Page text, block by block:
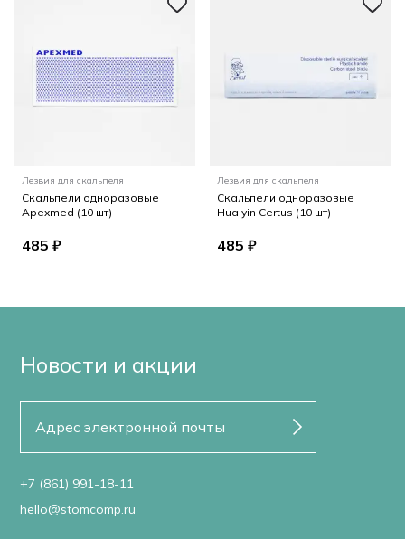
Лезвия для скальпеля
Скальпели одноразовые
Apexmed (10 шт)
485 ₽
Лезвия для скальпеля
Скальпели одноразовые
Huaiyin Certus (10 шт)
485 ₽
Новости и акции
+7 (861) 991-18-11
hello@stomcomp.ru